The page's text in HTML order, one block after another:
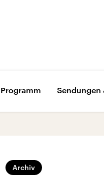
Programm Sendungen
Archiv